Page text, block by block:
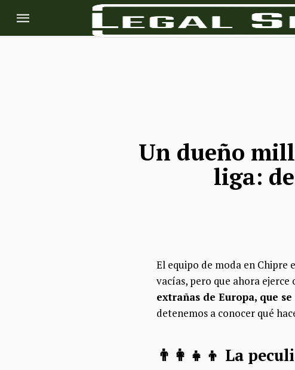
Un dueño
liga:
El equipo de moda en Chipre
vacías, pero que ahora
extrañas de Europa, que
detenemos a conocer qué
👨‍👩‍👧‍👦 La